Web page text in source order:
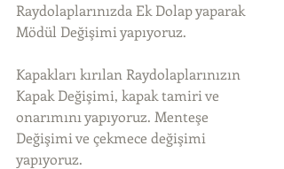
Raydolaplarınızda Ek Dolap yaparak
Mödül Değişimi yapıyoruz.
Kapakları kırılan Raydolaplarınızın
Kapak Değişimi, kapak tamiri ve
onarımını yapıyoruz. Menteşe
Değişimi ve çekmece değişimi
yapıyoruz.